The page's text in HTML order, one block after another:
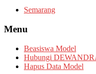
Semarang
Menu
Beasiswa Model
Hubungi
Hapus Data Model